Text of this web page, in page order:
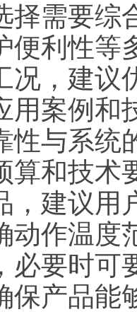
择需要综
便利性等
况，建议
用案例
性与系统
算和技术
，建议用
动作温度
必要时可
保产品能